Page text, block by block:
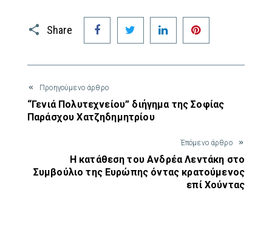
Share
Facebook Twitter LinkedIn
Προηγούμενο άρθρο
“Γενιά Πολυτεχνείου” διήγημα της Σοφίας
Παράσχου Χατζηδημητρίου
Έπόμενο άρθρο
Η κατάθεση του Ανδρέα Λεντάκη στο
Συμβούλιο της Ευρώπης όντας κρατούμενος
επί Χούντας